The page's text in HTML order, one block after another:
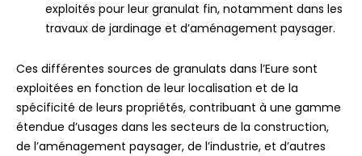
exploités pour leur granulat fin, notamment dans les
travaux de jardinage et d’aménagement paysager.
Ces différentes sources de granulats dans l’Eure sont
exploitées en fonction de leur localisation et de la
spécificité de leurs propriétés, contribuant à une gamme
étendue d’usages dans les secteurs de la construction,
de l’aménagement paysager, de l’industrie, et d’autres